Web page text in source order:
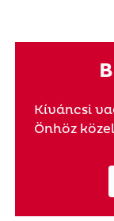
Kíváncsi
Önhöz